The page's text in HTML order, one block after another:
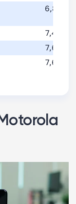
6,8
7,4
7,6
7,6